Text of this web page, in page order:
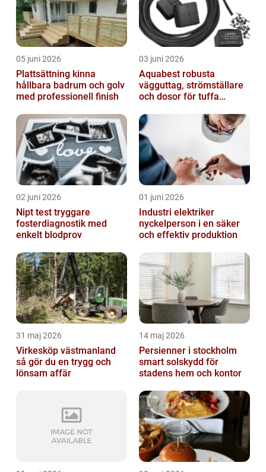
05 juni 2026
Plattsättning kinna
hållbara badrum och golv
med professionell finish
03 juni 2026
Aquabest robusta
vägguttag, strömställare
och dosor för tuffa
02 juni 2026
Nipt test tryggare
fosterdiagnostik med
enkelt blodprov
01 juni 2026
Industri elektriker
nyckelperson i en säker
och effektiv produktion
31 maj 2026
Virkesköp västmanland
så gör du en trygg och
lönsam affär
14 maj 2026
Persienner i stockholm
smart solskydd för
stadens hem och kontor